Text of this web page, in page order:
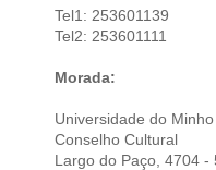
Tel1: 253601139
Tel2: 253601111
Morada:
Universidade do Minho
Conselho Cultural
Largo do Paço, 4704 -